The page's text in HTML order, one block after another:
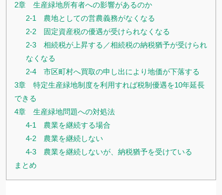
2章 生産緑地所有者への影響があるのか
2-1 農地としての営農義務がなくなる
2-2 固定資産税の優遇が受けられなくなる
2-3 相続税が上昇する／相続税の納税猶予が受けられ
なくなる
2-4 市区町村へ買取の申し出により地価が下落する
3章 特定生産緑地制度を利用すれば税制優遇を10年延長
できる
4章 生産緑地問題への対処法
4-1 農業を継続する場合
4-2 農業を継続しない
4-3 農業を継続しないが、納税猶予を受けている
まとめ